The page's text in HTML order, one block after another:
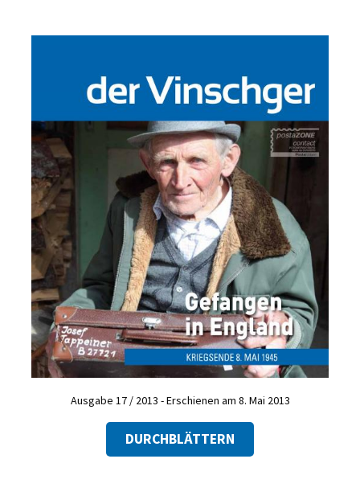
Ausgabe 17 / 2013 - Erschienen am 8. Mai 2013
DURCHBLÄTTERN